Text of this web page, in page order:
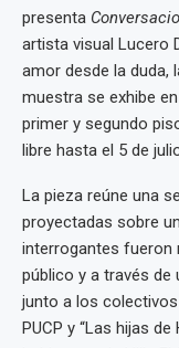
presenta
artista visual Lucero
amor desde la duda,
muestra se exhibe en
primer y segundo
libre hasta el 5 de
La pieza reúne una
proyectadas sobre
interrogantes fueron
público y a través de
junto a los
PUCP y “Las hijas